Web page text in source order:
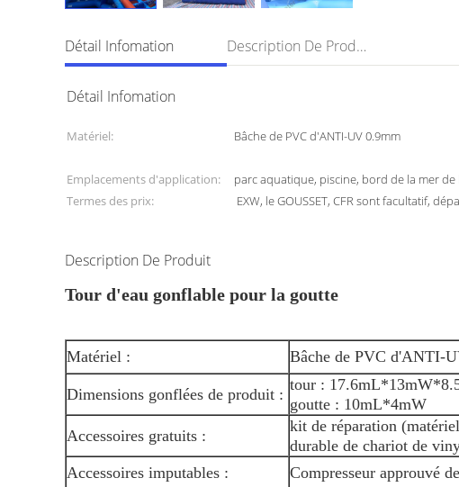
Détail Infomation Description De Produit
Détail Infomation
Matériel: Bâche de PVC d'ANTI-UV 0.9mm
Emplacements d'application: parc aquatique, piscine, bord de la mer de
Termes des prix:
EXW, le GOUSSET, CFR sont facultatif,
Description De Produit
Tour d'eau gonflable pour la goutte
Matériel : Bâche de PVC d'ANTI-
Dimensions gonflées de produit :
tour :
goutte : 10mL*4mW
Accessoires gratuits :
kit de réparation
durable de chariot de
Accessoires imputables :
Compresseur approuvé